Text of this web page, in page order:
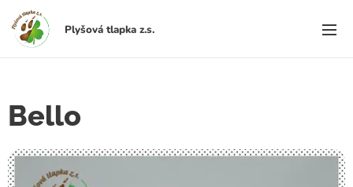
Plyšová tlapka z.s.
Bello